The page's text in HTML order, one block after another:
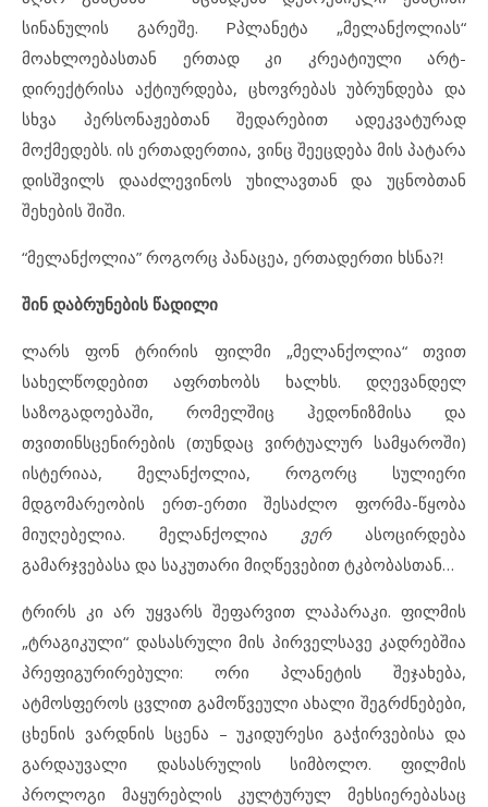
სინანულის გარეშე. Pპლანეტა „მელანქოლიას“
მოახლოებასთან ერთად კი კრეატიული არტ-
დირექტრისა აქტიურდება, ცხოვრებას უბრუნდება და
სხვა პერსონაჟებთან შედარებით ადეკვატურად
მოქმედებს. ის ერთადერთია, ვინც შეეცდება მის პატარა
დისშვილს დააძლევინოს უხილავთან და უცნობთან
შეხების შიში.
“მელანქოლია” როგორც პანაცეა, ერთადერთი ხსნა?!
შინ დაბრუნების წადილი
ლარს ფონ ტრირის ფილმი „მელანქოლია“ თვით
სახელწოდებით აფრთხობს ხალხს. დღევანდელ
საზოგადოებაში, რომელშიც ჰედონიზმისა და
თვითინსცენირების (თუნდაც ვირტუალურ სამყაროში)
ისტერიაა, მელანქოლია, როგორც სულიერი
მდგომარეობის ერთ-ერთი შესაძლო ფორმა-წყობა
მიუღებელია. მელანქოლია ვერასოცირდება
გამარჯვებასა და საკუთარი მიღწევებით ტკბობასთან…
ტრირს კი არ უყვარს შეფარვით ლაპარაკი. ფილმის
„ტრაგიკული“ დასასრული მის პირველსავე კადრებშია
პრეფიგურირებული: ორი პლანეტის შეჯახება,
ატმოსფეროს ცვლით გამოწვეული ახალი შეგრძნებები,
ცხენის ვარდნის სცენა – უკიდურესი გაჭირვებისა და
გარდაუვალი დასასრულის სიმბოლო. ფილმის
პროლოგი მაყურებლის კულტურულ მეხსიერებასაც